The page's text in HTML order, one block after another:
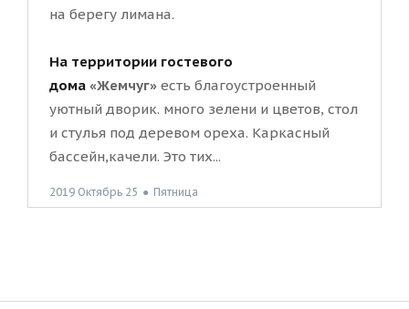
на берегу лимана.
На территории гостевого
дома «Жемчуг» есть благоустроенный
уютный дворик. много зелени и цветов, стол
и стулья под деревом ореха. Каркасный
бассейн,качели. Это тих...
2019 Октябрь 25 ● Пятница